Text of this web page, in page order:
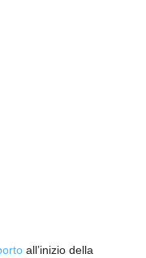
all’inizio della